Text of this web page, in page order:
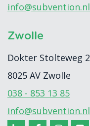
info@subvention.nl
Zwolle
Dokter Stolteweg 2
8025 AV Zwolle
038 - 853 13 85
info@subvention.nl